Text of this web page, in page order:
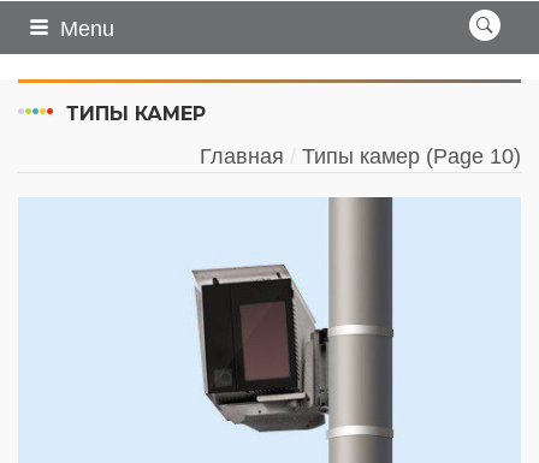
Menu
ТИПЫ КАМЕР
Главная Типы камер (Page 10)